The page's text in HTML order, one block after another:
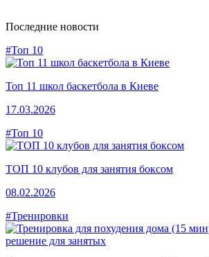
Последние новости
#Топ 10
Топ 11 школ баскетбола в Киеве
17.03.2026
#Топ 10
ТОП 10 клубов для занятия боксом
08.02.2026
#Тренировки